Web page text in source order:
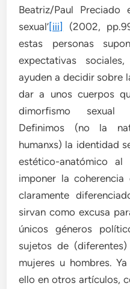
Beatriz/Paul Preciado
sexual’[iii]
(2002,
estas personas
expectativas
ayuden a decidir sobre
dar a unos cuerpos
dimorfismo sexual
Definimos (no la
humanxs) la identidad
estético-anatómico
imponer la coherencia
claramente
sirvan como excusa
únicos géneros
sujetos de
mujeres u hombres.
ello en otros artículos,